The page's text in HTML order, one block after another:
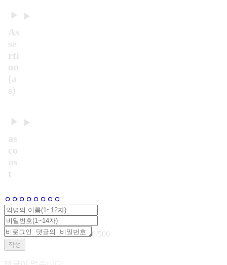
As
se
rti
on
(a
s)
as
co
ns
t
0 500
작성